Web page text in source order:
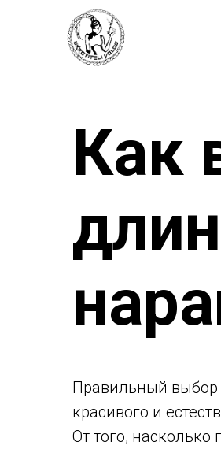
Как
Правильный выбор
красивого и
От того,